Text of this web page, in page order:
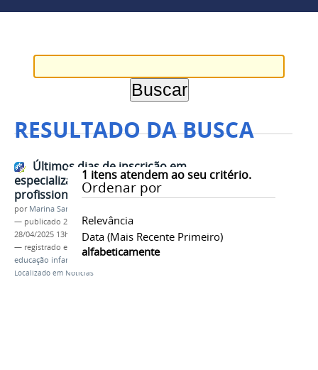
RESULTADO DA BUSCA
1 itens atendem ao seu critério.
Ordenar por
Relevância
Data (mais Recente Primeiro)
alfabeticamente
Últimos dias de inscrição em
especialização voltada para
profissionais da educação infantil
por Marina Santos Daum
— publicado 28/04/2025—última modificação
28/04/2025 13h52
— registrado em:
paranaguá especialização
educação infantil
Localizado em Notícias